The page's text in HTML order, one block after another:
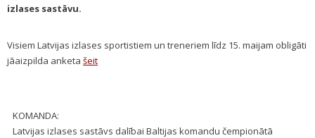
izlases sastāvu.
Visiem Latvijas izlases sportistiem un treneriem līdz 15. maijam obligāti
jāaizpilda anketa šeit
KOMANDA:
Latvijas izlases sastāvs dalībai Baltijas komandu čempionātā